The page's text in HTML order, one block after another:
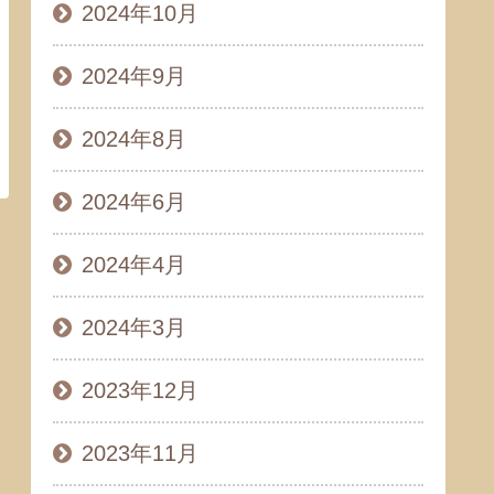
2024年10月
2024年9月
2024年8月
2024年6月
2024年4月
2024年3月
2023年12月
2023年11月